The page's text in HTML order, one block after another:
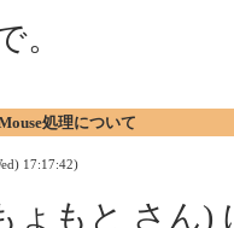
。
処理について
17:17:42)
ょもと さん)